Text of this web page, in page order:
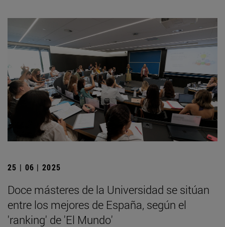
25 | 06 | 2025
Doce másteres de la Universidad se sitúan
entre los mejores de España, según el
'ranking' de 'El Mundo'